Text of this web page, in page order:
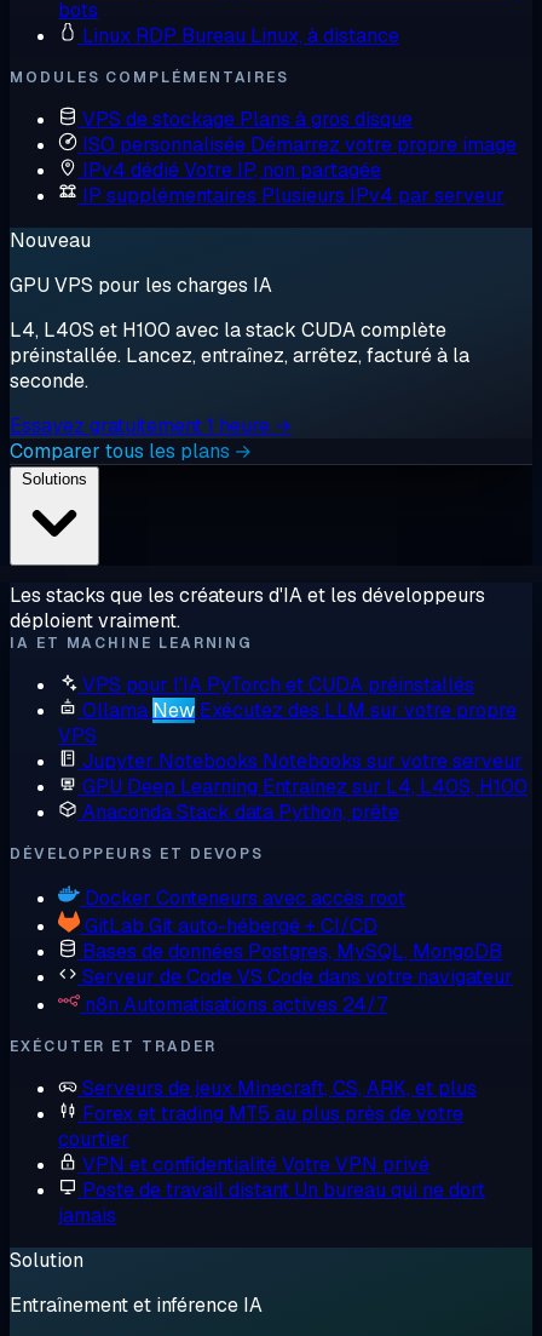
bots
Linux RDP Bureau Linux, à distance
MODULES COMPLÉMENTAIRES
VPS de stockage Plans à gros disque
ISO personnalisée Démarrez votre propre image
IPv4 dédiéVotre IP, non partagée
IP supplémentaires Plusieurs IPv4 par serveur
Nouveau
GPU VPS pour les charges IA
L4, L40S et H100 avec la stack CUDA complète
préinstallée. Lancez, entraînez, arrêtez, facturé à la
seconde.
Essayez gratuitement 1 heure →
Comparer tous les plans →
Les stacks que les créateurs d'IA et les développeurs
déploient vraiment.
IA ET MACHINE LEARNING
VPS pour l'IA PyTorch et CUDA préinstallés
Ollama New Exécutez des LLM sur votre propre
VPS
Jupyter Notebooks Notebooks sur votre serveur
GPU Deep Learning Entraînez sur L4, L40S, H100
AnacondaStack data Python, prête
DÉVELOPPEURS ET DEVOPS
Docker Conteneurs avec accès root
GitLab Git auto-hébergé + CI/CD
Bases de données Postgres, MySQL, MongoDB
Serveur de CodeVS Code dans votre navigateur
n8n Automatisations actives 24/7
EXÉCUTER ET TRADER
Serveurs de jeux Minecraft, CS, ARK, et plus
Forex et trading MT5 au plus près de votre
courtier
VPN et confidentialitéVotre VPN privé
Poste de travail distant Un bureau qui ne dort
jamais
Solution
Entraînement et inférence IA